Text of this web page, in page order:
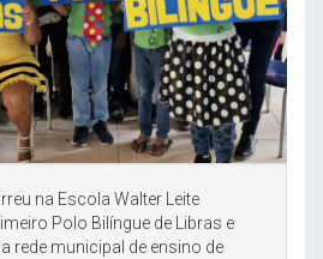
na Escola Walter Leite
Polo Bilíngue de Libras e
rede municipal de ensino de